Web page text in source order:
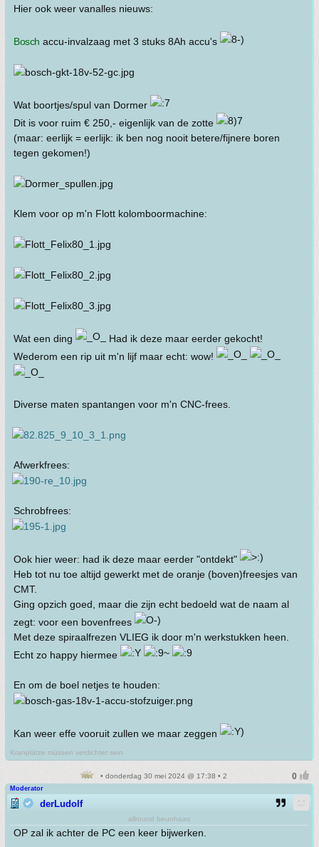
Hier ook weer vanalles nieuws:
Bosch accu-invalzaag met 3 stuks 8Ah accu's
Wat boortjes/spul van Dormer
Dit is voor ruim € 250,- eigenlijk van de zotte
(maar: eerlijk = eerlijk: ik ben nog nooit betere/fijnere boren
tegen gekomen!)
Klem voor op m'n Flott kolomboormachine:
Wat een ding
Had ik deze maar eerder gekocht!
Wederom een rip uit m'n lijf maar echt: wow!
Diverse maten spantangen voor m'n CNC-frees.
Afwerkfrees:
Schrobfrees:
Ook hier weer: had ik deze maar eerder "ontdekt"
Heb tot nu toe altijd gewerkt met de oranje (boven)freesjes van
CMT.
Ging opzich goed, maar die zijn echt bedoeld wat de naam al
zegt: voor een bovenfrees
Met deze spiraalfrezen VLIEG ik door m'n werkstukken heen.
Echt zo happy hiermee
En om de boel netjes te houden:
Kan weer effe vooruit zullen we maar zeggen
Kranplätze müssen verdichtet sein
• donderdag 30 mei 2024 @ 17:38 • 2
Moderator
derLudolf
allround beunhaas
OP zal ik achter de PC een keer bijwerken.